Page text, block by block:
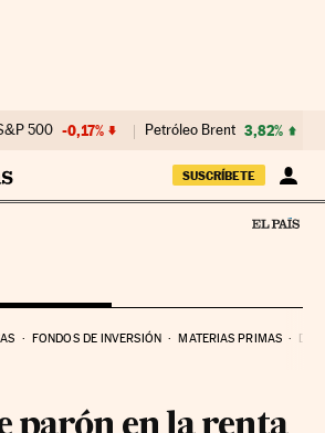
500 -0,17% Petróleo Brent 3,82%
SUSCRÍBETE
FONDOS DE INVERSIÓN MATERIAS PRIMAS